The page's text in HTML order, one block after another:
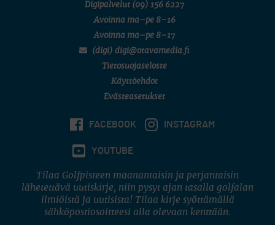
Digipalvelut (09) 156 6227
Avoinna ma–pe 8–16
Avoinna ma–pe 8–17
(digi) digi@otavamedia.fi
Tietosuojaseloste
Käyttöehdot
Evästeasetukset
FACEBOOK INSTAGRAM
YOUTUBE
Tilaa Golfpisteen maanantaisin ja perjantaisin
lähetettävä uutiskirje, niin pysyt ajan tasalla golfalan
ilmiöistä ja uutisista! Tilaa kirje syöttämällä
sähköpostiosoitteesi alla olevaan kenttään.